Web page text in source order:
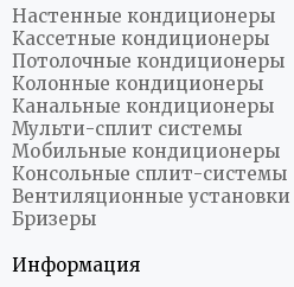
Настенные кондиционеры
Кассетные кондиционеры
Потолочные кондиционеры
Колонные кондиционеры
Канальные кондиционеры
Мульти-сплит системы
Мобильные кондиционеры
Консольные сплит-системы
Вентиляционные установки
Бризеры
Информация